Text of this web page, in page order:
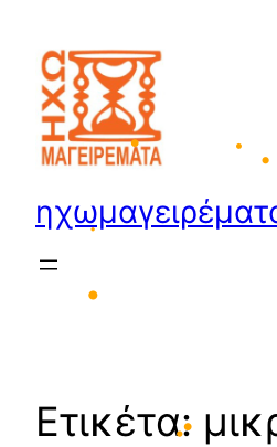
•
•
περιεχόμενο
Ετικέτα: